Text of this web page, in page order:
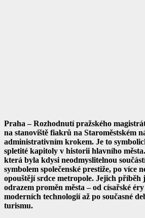
Praha – Rozhodnutí pražského
na stanoviště fiakrů na Staroměstském
administrativním krokem. Je to
spletité kapitoly v historii hlavního
která byla kdysi neodmyslitelnou
symbolem společenské prestiže, po více
opouštějí srdce metropole. Jejich příběh
odrazem proměn města – od císařské
moderních technologií až po současné
turismu.